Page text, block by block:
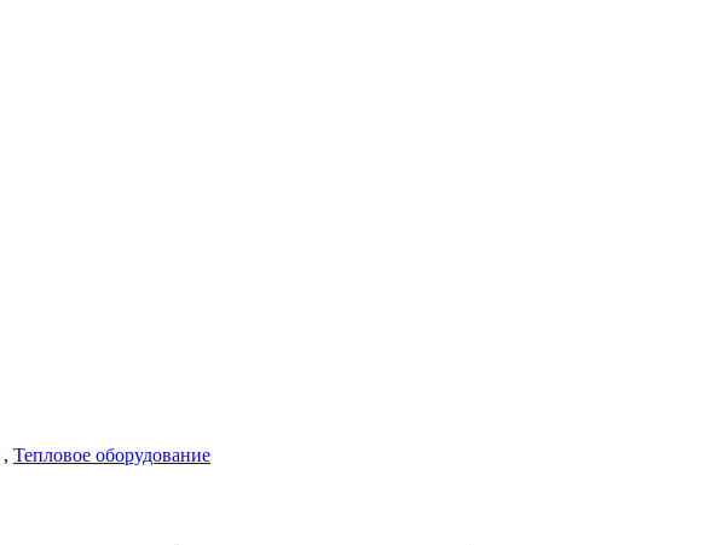
, Тепловое оборудование